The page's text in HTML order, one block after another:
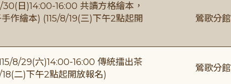
30(日)14:00-16:00 共讀方格繪本，
作繪本) (115/8/19(三)下午2點起開
鶯歌分館
8/29(六)14:00-16:00 傳統擂出茶
二)下午2點起開放報名)
鶯歌分館